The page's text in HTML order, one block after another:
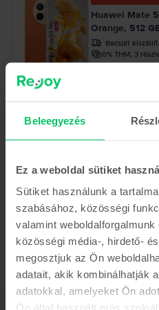
Beleegyezés
Ez a weboldal sütiket
Sütiket használunk a
szabásához, közösségi
valamint
közösségi média-, hirdető-
megosztjuk az Ön
adatait, akik kombinálhatják
adatokkal, amelyeket Ön
Ön által használt más
Huawei Mate
Orange, 512
Becsült
0% THM, 3
Huawei P60
Rococo Pearl,
0% THM, 3
Leírás